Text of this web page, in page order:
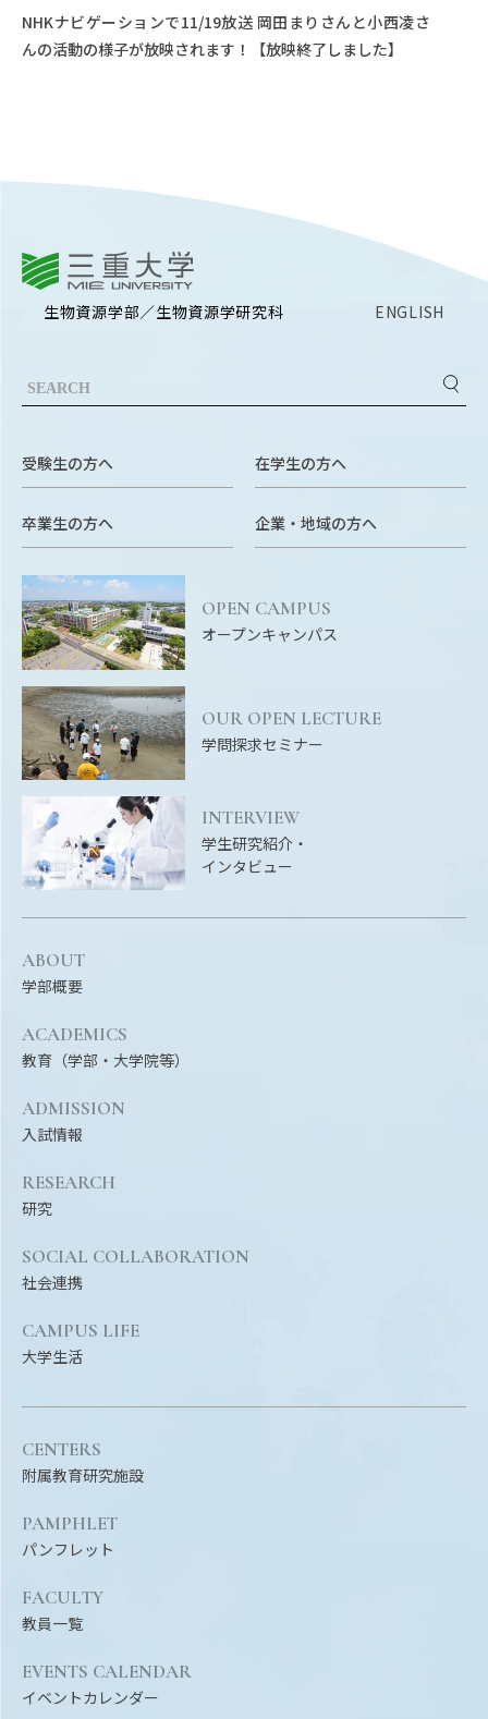
NHKナビゲーションで11/19放送 岡田まりさんと小西凌さ
んの活動の様子が放映されます！【放映終了しました】
生物資源学部／生物資源学研究科 ENGLISH
受験生の方へ 在学生の方へ
卒業生の方へ 企業・地域の方へ
OPEN CAMPUS
オープンキャンパス
OUR OPEN LECTURE
学問探求セミナー
INTERVIEW
学生研究紹介・
インタビュー
ABOUT
学部概要
ACADEMICS
教育（学部・大学院等）
ADMISSION
入試情報
RESEARCH
研究
SOCIAL COLLABORATION
社会連携
CAMPUS LIFE
大学生活
CENTERS
附属教育研究施設
PAMPHLET
パンフレット
FACULTY
教員一覧
EVENTS CALENDAR
イベントカレンダー